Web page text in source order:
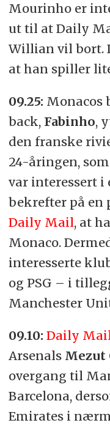
Mourinho er
ut til at Daily
Willian vil bort.
at han spiller
09.25: Monacos
back, Fabinho,
den franske
24-åringen,
var interessert i
bekrefter på en
Daily Mail, at
Monaco.
interesserte
og PSG – i
Manchester
09.10: Daily
Arsenals Mezut
overgang til
Barcelona,
Emirates i